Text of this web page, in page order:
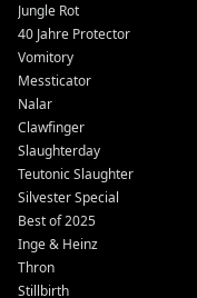
Jungle Rot
40 Jahre Protector
Vomitory
Messticator
Nalar
Clawfinger
Slaughterday
Teutonic Slaughter
Silvester Special
Best of 2025
Inge & Heinz
Thron
Stillbirth